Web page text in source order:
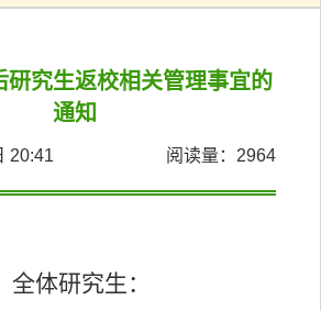
研究生返校相关管理事宜的
通知
日 20:41 阅读量： 2964
全体研究生：